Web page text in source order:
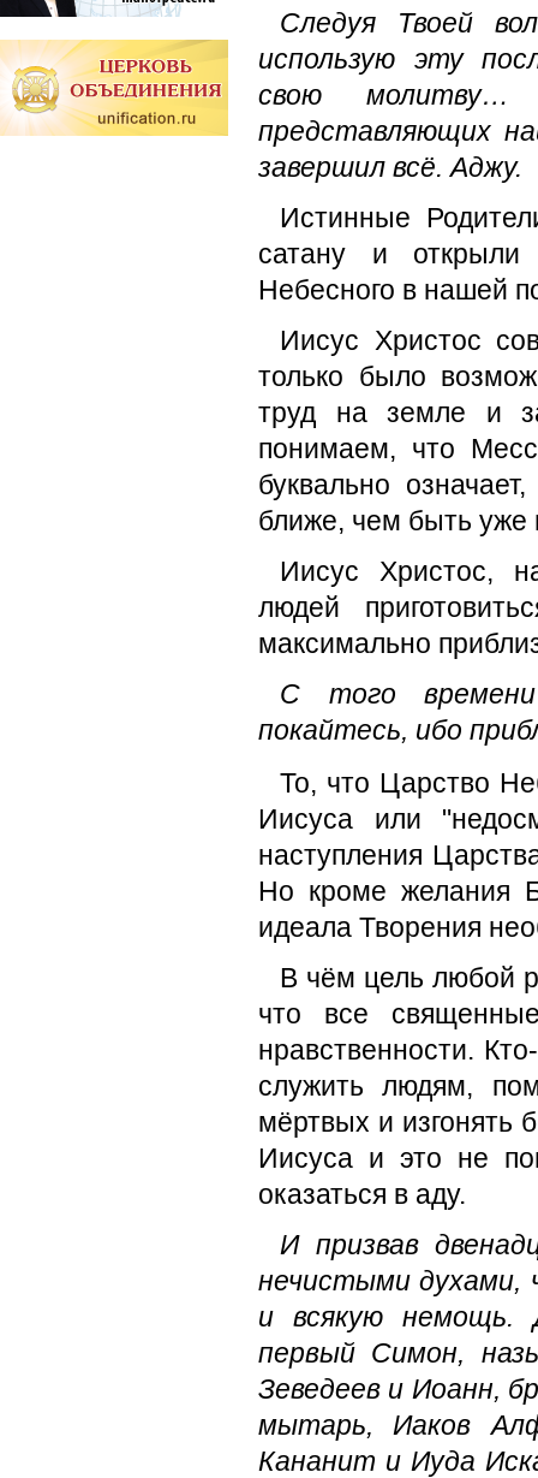
Следуя Твоей
использую эту
свою молитву…
представляющих
завершил всё. Аджу.
Истинные
сатану и открыли
Небесного в нашей
Иисус Христос
только было
труд на земле и
понимаем, что
буквально
ближе, чем быть уже
Иисус Христос,
людей
максимально
С того времени
покайтесь, ибо
То, что Царство
Иисуса или
наступления
Но кроме желания
идеала Творения
В чём цель любой
что все
нравственности.
служить людям,
мёртвых и изгонять
Иисуса и это не
оказаться в аду.
И призвав
нечистыми духами,
и всякую немощь.
первый Симон,
Зеведеев и Иоанн,
мытарь, Иаков
Кананит и Иуда